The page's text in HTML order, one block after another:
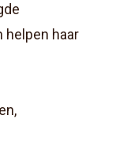
helpen haar